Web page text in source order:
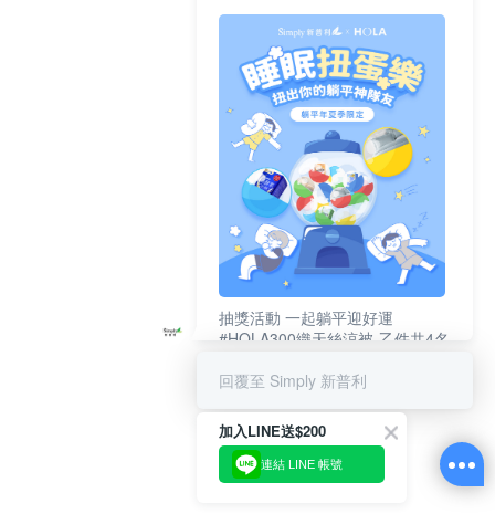
抽獎活動 一起躺平迎好運
#HOLA300織天絲涼被-乙件共4名
回覆至 Simply 新普利
加入LINE送$200
連結 LINE 帳號